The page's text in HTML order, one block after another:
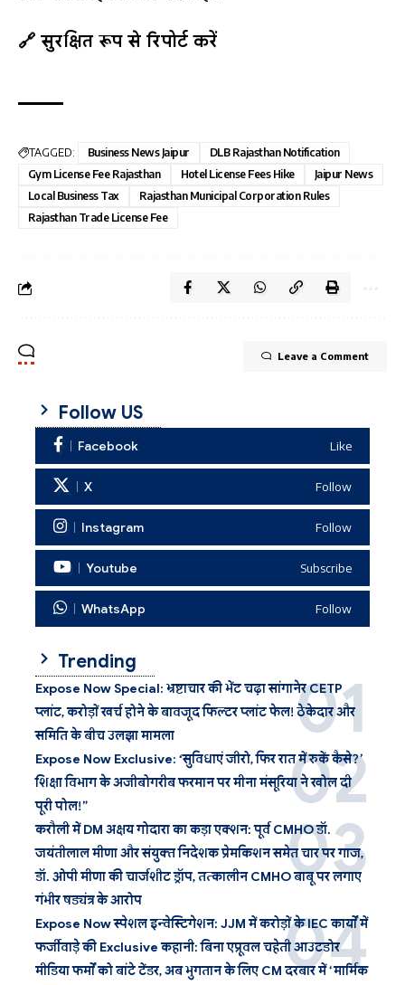
🔗 सुरक्षित रूप से रिपोर्ट करें
TAGGED: Business News Jaipur
DLB Rajasthan Notification
Gym License Fee Rajasthan
Hotel License Fees Hike
Jaipur News
Local Business Tax
Rajasthan Municipal Corporation Rules
Rajasthan Trade License Fee
Leave a Comment
Follow US
Facebook Like
X Follow
Instagram Follow
Youtube Subscribe
WhatsApp Follow
Trending
Expose Now Special: भ्रष्टाचार की भेंट चढ़ा सांगानेर CETP
प्लांट, करोड़ों खर्च होने के बावजूद फिल्टर प्लांट फेल! ठेकेदार और
समिति के बीच उलझा मामला
Expose Now Exclusive: ‘सुविधाएं जीरो, फिर रात में रुकें कैसे?’
शिक्षा विभाग के अजीबोगरीब फरमान पर मीना मंसूरिया ने खोल दी
पूरी पोल!”
करौली में DM अक्षय गोदारा का कड़ा एक्शन: पूर्व CMHO डॉ.
जयंतीलाल मीणा और संयुक्त निदेशक प्रेमकिशन समेत चार पर गाज,
डॉ. ओपी मीणा की चार्जशीट ड्रॉप, तत्कालीन CMHO बाबू पर लगाए
गंभीर षड्यंत्र के आरोप
Expose Now स्पेशल इन्वेस्टिगेशन: JJM में करोड़ों के IEC कार्यों में
फर्जीवाड़े की Exclusive कहानी: बिना एप्रूवल चहेती आउटडोर
मीडिया फर्मों को बांटे टेंडर, अब भुगतान के लिए CM दरबार में ‘मार्मिक